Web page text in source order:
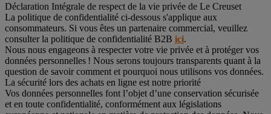
Déclaration Intégrale de respect de la vie privée de Le Creuset
La politique de confidentialité ci-dessous s'applique aux
consommateurs. Si vous êtes un partenaire commercial, veuillez
consulter la politique de confidentialité B2B ici.
Nous nous engageons à respecter votre vie privée et à protéger vos
données personnelles ! Nous serons toujours transparents quant à la
question de savoir comment et pourquoi nous utilisons vos données.
La sécurité lors des achats en ligne est notre priorité
Vos données personnelles font l’objet d’une conservation sécurisée
et en toute confidentialité, conformément aux législations